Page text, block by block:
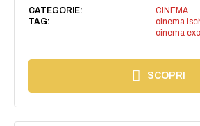
CATEGORIE:
CINEMA
TAG:
cinema
cinema
SCOPRI